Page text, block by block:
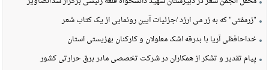
"زرمفتی" که به زر می ارزد /جزئیات آیین رونمایی از یک کتاب شعر
خداحافظی آریا با بدرقه اشک معلولان و کارکنان بهزیستی استان
پیام تقدیر و تشکر از همکاران در شرکت تخصصی مادر برق حرارتی کشور